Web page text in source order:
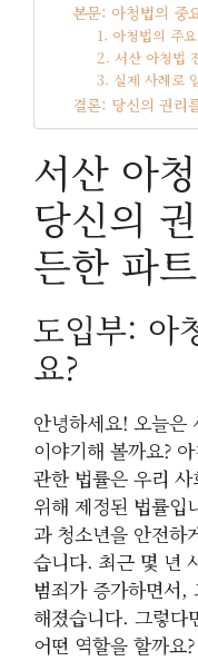
본문: 아청법의 중
1. 아청법의 주
2. 서산 아청법
3. 실제 사례로
결론: 당신의 권리
서산 아
당신의
든한 파
도입부: 아
요?
안녕하세요! 오늘은
이야기해 볼까요?
관한 법률은 우리
위해 제정된 법률입
과 청소년을 안전하
습니다. 최근 몇 년
범죄가 증가하면서,
해졌습니다. 그렇다
어떤 역할을 할까요?